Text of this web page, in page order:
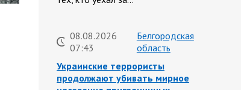
08.08.2026
07:43
Белгородская
область
Украинские террористы
продолжают убивать мирное